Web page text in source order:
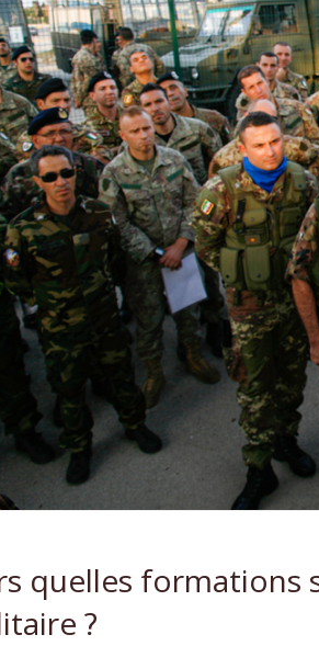
quelles formations
?